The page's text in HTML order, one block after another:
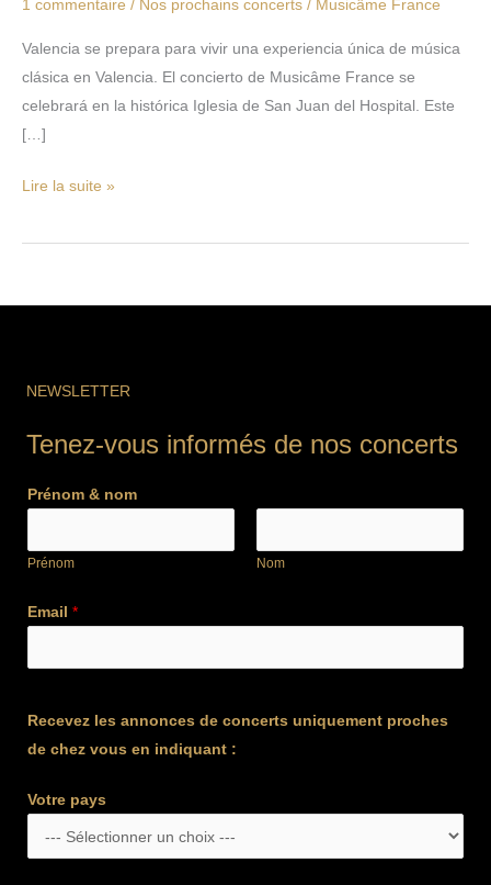
1 commentaire / Nos prochains concerts / Musicâme France
Valencia se prepara para vivir una experiencia única de música
clásica en Valencia. El concierto de Musicâme France se
celebrará en la histórica Iglesia de San Juan del Hospital. Este
[…]
Lire la suite »
NEWSLETTER
Tenez-vous informés de nos concerts
Prénom & nom
Prénom Nom
Email *
Recevez les annonces de concerts uniquement proches
de chez vous en indiquant :
Votre pays